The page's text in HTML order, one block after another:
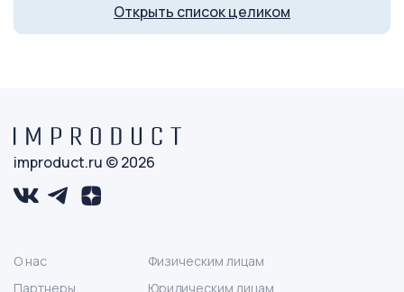
ул. Маргелова, 3 к3
Открыть список целиком
improduct.ru © 2026
О нас
Партнеры
Физическим лицам
Юридическим лицам